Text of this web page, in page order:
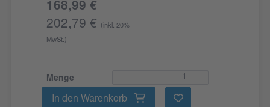
168,99 €
202,79 €
(inkl. 20%
MwSt.)
Menge
In den Warenkorb